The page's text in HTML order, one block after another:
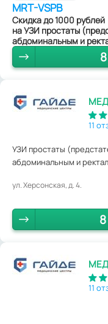
MRT-VSPB
Скидка до 1000 рублей
на УЗИ простаты
абдоминальным и
11
УЗИ простаты
абдоминальным и
ул. Херсонская, д. 4.
11